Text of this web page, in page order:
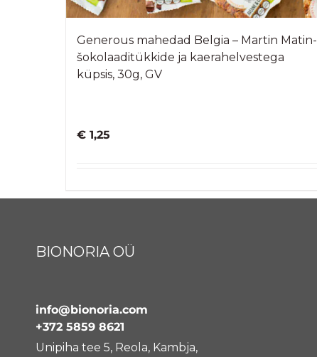
Generous mahedad Belgia – Martin Matin-
šokolaaditükkide ja kaerahelvestega
küpsis, 30g, GV
€ 1,25
BIONORIA OÜ
info@bionoria.com
+372 5859 8621
Unipiha tee 5, Reola, Kambja,